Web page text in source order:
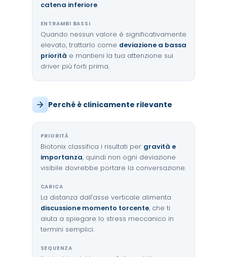
catena inferiore.
ENTRAMBI BASSI
Quando nessun valore è significativamente
elevato, trattarlo come deviazione a bassa
priorità e mantieni la tua attenzione sui
driver più forti prima.
Perché è clinicamente rilevante
PRIORITÀ
Biotonix classifica i risultati per gravità e
importanza, quindi non ogni deviazione
visibile dovrebbe portare la conversazione.
CARICA
La distanza dall'asse verticale alimenta
discussione momento torcente, che ti
aiuta a spiegare lo stress meccanico in
termini semplici.
SEQUENZA